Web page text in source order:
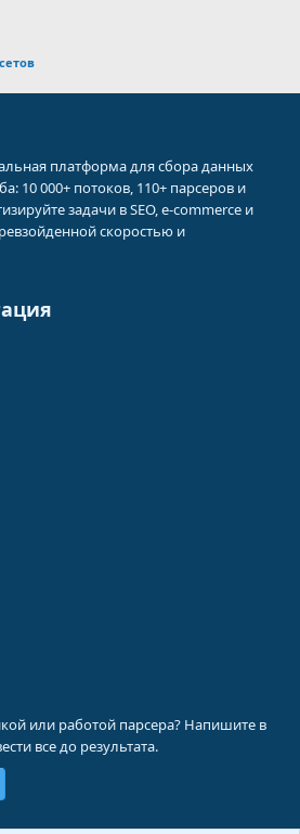
платформа для сбора данных
10 000+ потоков, 110+ парсеров и
задачи в SEO, e-commerce и
скоростью и
или работой парсера? Напишите в
все до результата.